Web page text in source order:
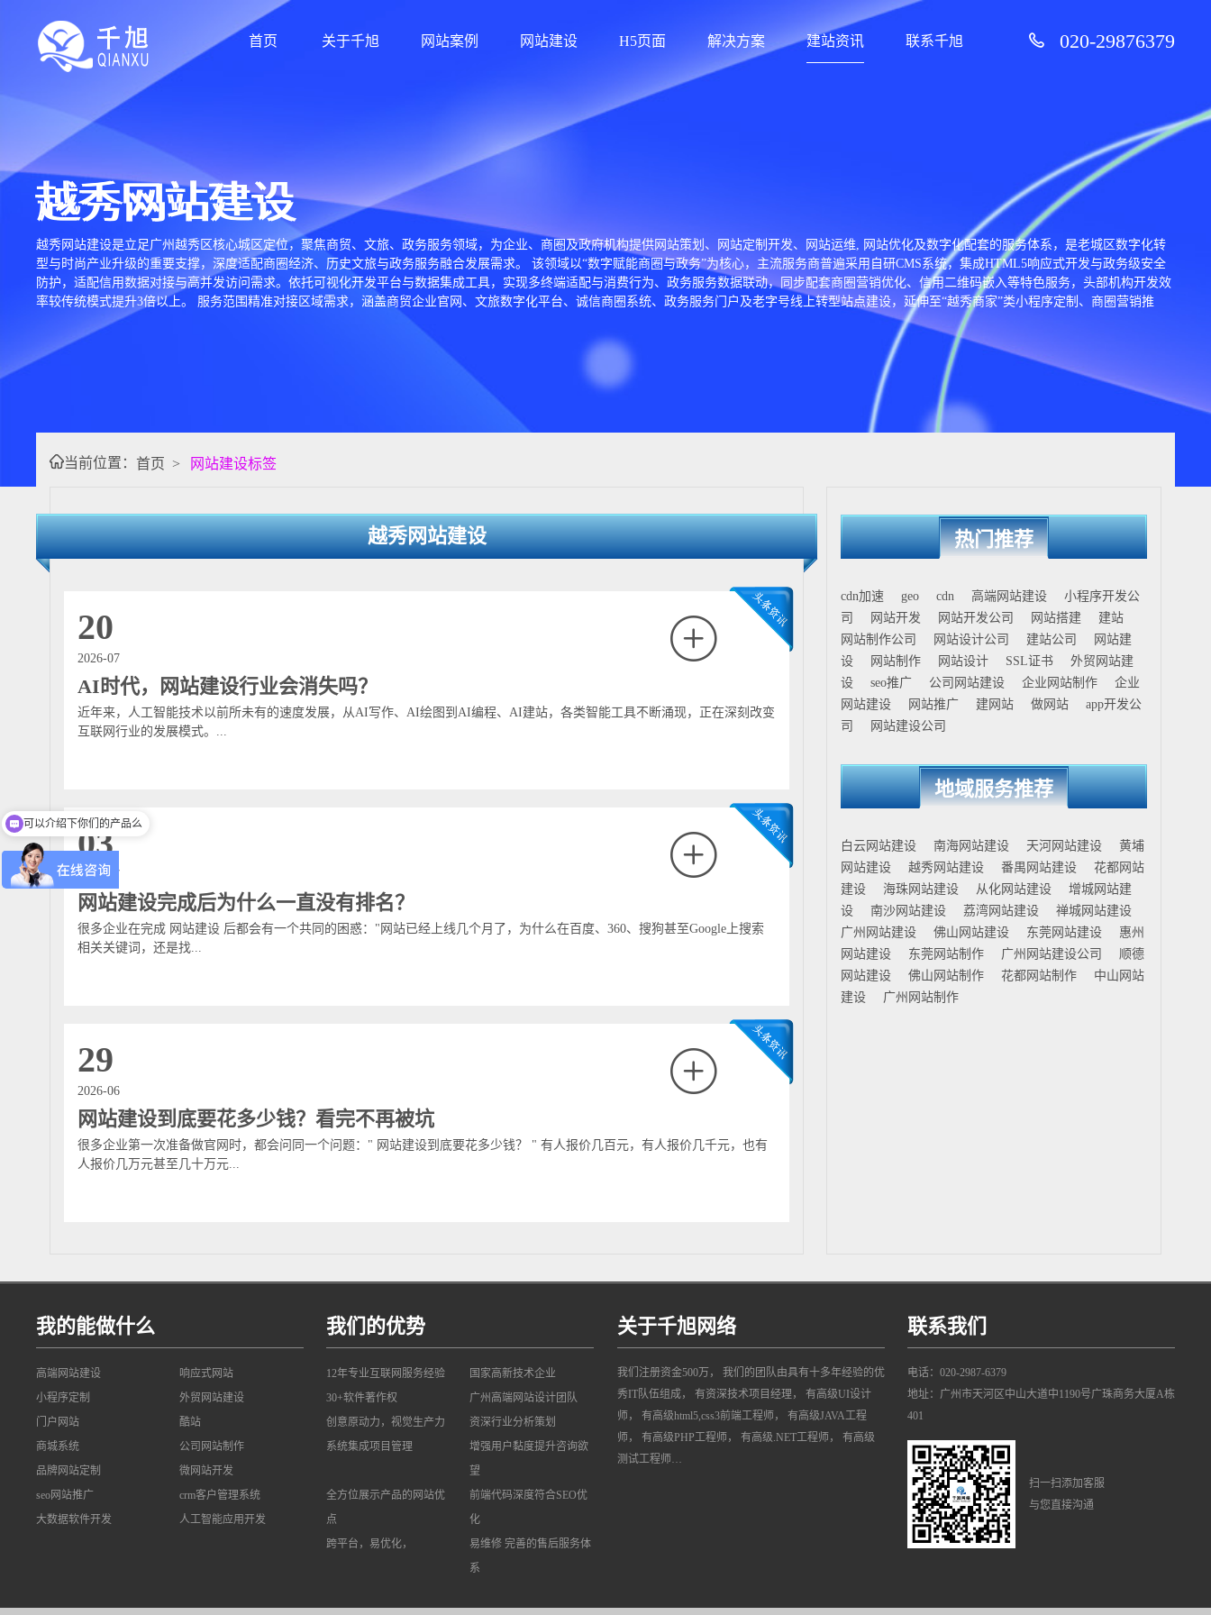
首页 关于千旭 网站案例 网站建设 H5页面 解决方案 建站资讯 联系千旭 020-29876379
越秀网站建设
越秀网站建设是立足广州越秀区核心城区定位，聚焦商贸、文旅、政务服务领域，为企业、商圈及政府机构提供网站策划、网站定制开发、网站运维, 网站优化及数字化配套的服务体系，是老城区数字化转
型与时尚产业升级的重要支撑，深度适配商圈经济、历史文旅与政务服务融合发展需求。 该领域以“数字赋能商圈与政务”为核心，主流服务商普遍采用自研CMS系统，集成HTML5响应式开发与政务级安全
防护，适配信用数据对接与高并发访问需求。依托可视化开发平台与数据集成工具，实现多终端适配与消费行为、政务服务数据联动，同步配套商圈营销优化、信用二维码嵌入等特色服务，头部机构开发效
率较传统模式提升3倍以上。 服务范围精准对接区域需求，涵盖商贸企业官网、文旅数字化平台、诚信商圈系统、政务服务门户及老字号线上转型站点建设，延伸至“越秀商家”类小程序定制、商圈营销推
广、信用数据对接等增值服务。针对中小企业与老字号，推出轻量化数字化方案，为时尚产业客户提供“即秀即买”等场景化功能开发。 行业深耕多年，头部服务商自2014年起布局研发，积累大量标杆案例，
包括“越秀商家”小程序、北京路诚信商圈数字化平台、白马服装城“即秀即买”系统等，覆盖商贸、文旅、政务、时尚产业等30余个行业。凭借场景化定制能力、全流程服务保障及高效售后响应，核心机构客
户续约率超80%。 越秀网站建设不仅助力老字号焕新与商圈数字化升级，更通过政务平台优化打通“指尖办”服务渠道，推动信用体系与数字服务深度融合，成为越秀区激活老城区活力、构建“时尚+数智”生
当前位置： 首页 > 网站建设标签
越秀网站建设
20
2026-07
AI时代，网站建设行业会消失吗？
近年来，人工智能技术以前所未有的速度发展，从AI写作、AI绘图到AI编程、AI建站，各类智能工具不断涌现，正在深刻改变
互联网行业的发展模式。...
03
2026-07
网站建设完成后为什么一直没有排名？
很多企业在完成 网站建设 后都会有一个共同的困惑："网站已经上线几个月了，为什么在百度、360、搜狗甚至Google上搜索
相关关键词，还是找...
29
2026-06
网站建设到底要花多少钱？看完不再被坑
很多企业第一次准备做官网时，都会问同一个问题：" 网站建设到底要花多少钱？ " 有人报价几百元，有人报价几千元，也有
人报价几万元甚至几十万元...
热门推荐
cdn加速 geo cdn 高端网站建设
小程序开发公
司
网站开发 网站开发公司 网站搭建
建站
网站制作公司
网站设计公司 建站公司
网站建
设
网站制作 网站设计 SSL证书
外贸网站建
设
seo推广 公司网站建设 企业网站制作
企业
网站建设
网站推广 建网站 做网站
app开发公
司
网站建设公司
地域服务推荐
白云网站建设 南海网站建设 天河网站建设
黄埔
网站建设
越秀网站建设 番禺网站建设
花都网站
建设
海珠网站建设 从化网站建设
增城网站建
设
南沙网站建设 荔湾网站建设
禅城网站建设
广州网站建设
佛山网站建设 东莞网站建设
惠州
网站建设
东莞网站制作 广州网站建设公司
顺德
网站建设
佛山网站制作 花都网站制作
中山网站
建设
广州网站制作
我的能做什么
高端网站建设
响应式网站
小程序定制
外贸网站建设
门户网站
酷站
商城系统
公司网站制作
品牌网站定制
微网站开发
seo网站推广
crm客户管理系统
大数据软件开发
人工智能应用开发
我们的优势
12年专业互联网服务经验
国家高新技术企业
30+软件著作权
广州高端网站设计团队
创意原动力，视觉生产力
资深行业分析策划
系统集成项目管理
增强用户黏度提升咨询欲
望
全方位展示产品的网站优
点
前端代码深度符合SEO优
化
跨平台，易优化，
易维修 完善的售后服务体
系
关于千旭网络
我们注册资金500万， 我们的团队由具有十多年经验的优
秀IT队伍组成， 有资深技术项目经理， 有高级UI设计
师， 有高级html5,css3前端工程师， 有高级JAVA工程
师， 有高级PHP工程师， 有高级.NET工程师， 有高级
测试工程师…
联系我们
电话：020-2987-6379
地址：广州市天河区中山大道中1190号广珠商务大厦A栋
401
扫一扫添加客服
与您直接沟通
可以介绍下你们的产品么